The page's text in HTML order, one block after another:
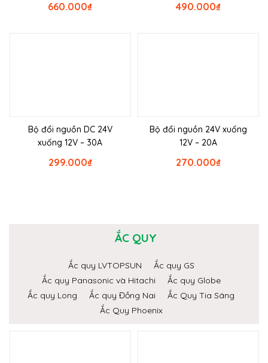
₫
660.000 ₫
490.000
Bộ đổi nguồn DC 24V
xuống 12V – 30A
₫
299.000
Bộ đổi nguồn 24V xuống
12V – 20A
₫
270.000
ẮC QUY
Ắc quy LVTOPSUN
Ắc quy GS
Ắc quy Panasonic và Hitachi
Ắc quy Globe
Ắc quy Long
Ắc quy Đồng Nai
Ắc Quy Tia Sáng
Ắc Quy Phoenix